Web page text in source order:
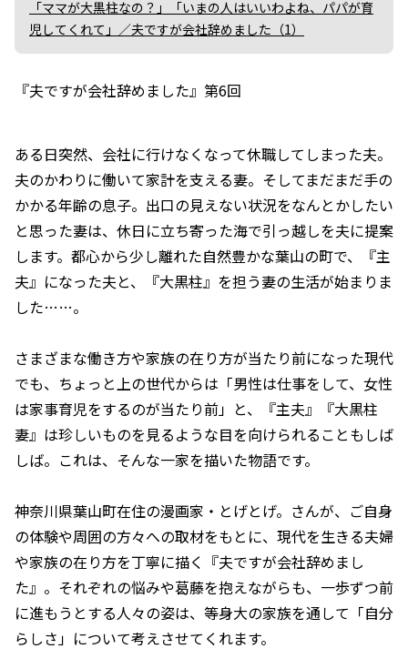
「ママが大黒柱なの？」「いまの人はいいわよね、パパが育
児してくれて」／夫ですが会社辞めました（1）
『夫ですが会社辞めました』第6回
ある日突然、会社に行けなくなって休職してしまった夫。
夫のかわりに働いて家計を支える妻。そしてまだまだ手の
かかる年齢の息子。出口の見えない状況をなんとかしたい
と思った妻は、休日に立ち寄った海で引っ越しを夫に提案
します。都心から少し離れた自然豊かな葉山の町で、『主
夫』になった夫と、『大黒柱』を担う妻の生活が始まりま
した……。
さまざまな働き方や家族の在り方が当たり前になった現代
でも、ちょっと上の世代からは「男性は仕事をして、女性
は家事育児をするのが当たり前」と、『主夫』『大黒柱
妻』は珍しいものを見るような目を向けられることもしば
しば。これは、そんな一家を描いた物語です。
神奈川県葉山町在住の漫画家・とげとげ。さんが、ご自身
の体験や周囲の方々への取材をもとに、現代を生きる夫婦
や家族の在り方を丁寧に描く『夫ですが会社辞めまし
た』。それぞれの悩みや葛藤を抱えながらも、一歩ずつ前
に進もうとする人々の姿は、等身大の家族を通して「自分
らしさ」について考えさせてくれます。